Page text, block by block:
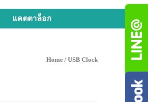
แคตตาล็อก
Home / USB Clock